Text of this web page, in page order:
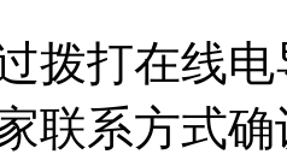
拨打在线
联系方式